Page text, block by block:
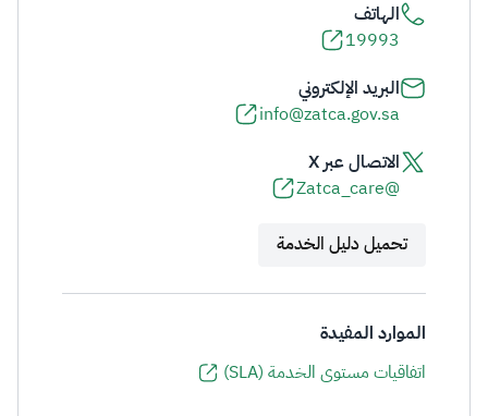
الهاتف
19993
البريد الإلكتروني
info@zatca.gov.sa
الاتصال عبر X
@Zatca_care
تحميل دليل الخدمة
الموارد المفيدة
اتفاقيات مستوى الخدمة (SLA)